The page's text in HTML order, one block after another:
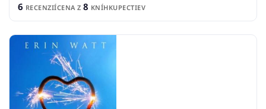
6 RECENZIÍCENA Z 8 KNÍHKUPECTIEV